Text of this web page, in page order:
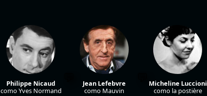
Philippe Nicaud
como Yves Normand
Jean Lefebvre
como Mauvin
Micheline Luccioni
como la postière